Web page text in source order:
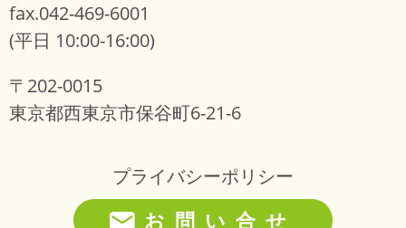
fax.042-469-6001
(平日 10:00-16:00)
〒202-0015
東京都西東京市保谷町6-21-6
プライバシーポリシー
お問い合せ